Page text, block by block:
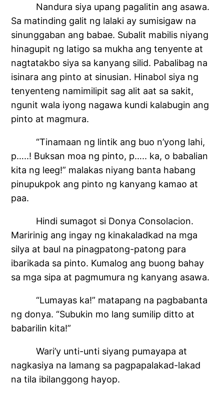
Nandura siya upang pagalitin ang asawa.
Sa matinding galit ng lalaki ay sumisigaw na
sinunggaban ang babae. Subalit mabilis niyang
hinagupit ng latigo sa mukha ang tenyente at
nagtatakbo siya sa kanyang silid. Pabalibag na
isinara ang pinto at sinusian. Hinabol siya ng
tenyenteng namimilipit sag alit aat sa sakit,
ngunit wala iyong nagawa kundi kalabugin ang
pinto at magmura.
“Tinamaan ng lintik ang buo n’yong lahi,
p…..! Buksan moa ng pinto, p….. ka, o babalian
kita ng leeg!” malakas niyang banta habang
pinupukpok ang pinto ng kanyang kamao at
paa.
Hindi sumagot si Donya Consolacion.
Maririnig ang ingay ng kinakaladkad na mga
silya at baul na pinagpatong-patong para
ibarikada sa pinto. Kumalog ang buong bahay
sa mga sipa at pagmumura ng kanyang asawa.
“Lumayas ka!” matapang na pagbabanta
ng donya. “Subukin mo lang sumilip ditto at
babarilin kita!”
Wari’y unti-unti siyang pumayapa at
nagkasiya na lamang sa pagpapalakad-lakad
na tila ibilanggong hayop.